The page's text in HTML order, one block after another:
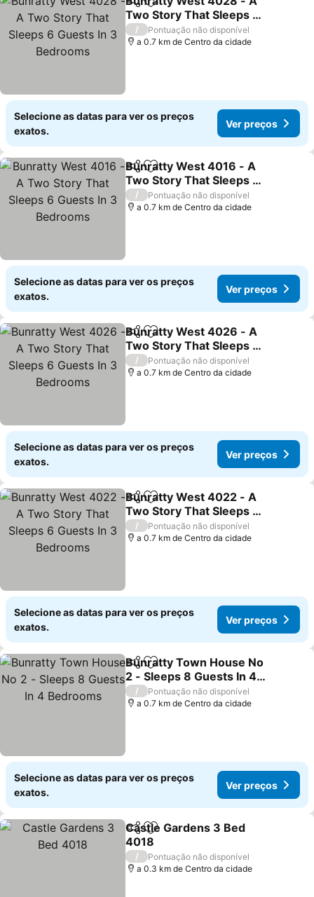
PartilharAdicionar aos favoritos
Two Story That Sleeps 6
Guests In 3 Bedrooms
Ver preços
/
Pontuação não disponível
a 0.7 km de Centro da cidade
Selecione as datas para ver os preços
exatos.
Ver preços
PartilharAdicionar aos favoritos
Bunratty West 4016 - A
Two Story That Sleeps 6
Guests In 3 Bedrooms
Ver preços
/
Pontuação não disponível
a 0.7 km de Centro da cidade
Selecione as datas para ver os preços
exatos.
Ver preços
PartilharAdicionar aos favoritos
Bunratty West 4026 - A
Two Story That Sleeps 6
Guests In 3 Bedrooms
Ver preços
/
Pontuação não disponível
a 0.7 km de Centro da cidade
Selecione as datas para ver os preços
exatos.
Ver preços
PartilharAdicionar aos favoritos
Bunratty West 4022 - A
Two Story That Sleeps 6
Guests In 3 Bedrooms
Ver preços
/
Pontuação não disponível
a 0.7 km de Centro da cidade
Selecione as datas para ver os preços
exatos.
Ver preços
PartilharAdicionar aos favoritos
Bunratty Town House No
2 - Sleeps 8 Guests In 4
Bedrooms
Ver preços
/
Pontuação não disponível
a 0.7 km de Centro da cidade
Selecione as datas para ver os preços
exatos.
Ver preços
PartilharAdicionar aos favoritos
Castle Gardens 3 Bed
4018
Ver preços
/
Pontuação não disponível
a 0.3 km de Centro da cidade